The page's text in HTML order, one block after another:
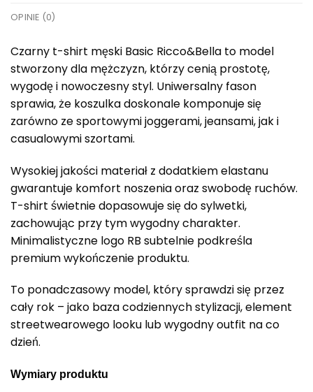
OPINIE (0)
Czarny t-shirt męski Basic Ricco&Bella to model
stworzony dla mężczyzn, którzy cenią prostotę,
wygodę i nowoczesny styl. Uniwersalny fason
sprawia, że koszulka doskonale komponuje się
zarówno ze sportowymi joggerami, jeansami, jak i
casualowymi szortami.
Wysokiej jakości materiał z dodatkiem elastanu
gwarantuje komfort noszenia oraz swobodę ruchów.
T-shirt świetnie dopasowuje się do sylwetki,
zachowując przy tym wygodny charakter.
Minimalistyczne logo RB subtelnie podkreśla
premium wykończenie produktu.
To ponadczasowy model, który sprawdzi się przez
cały rok – jako baza codziennych stylizacji, element
streetwearowego looku lub wygodny outfit na co
dzień.
Wymiary produktu